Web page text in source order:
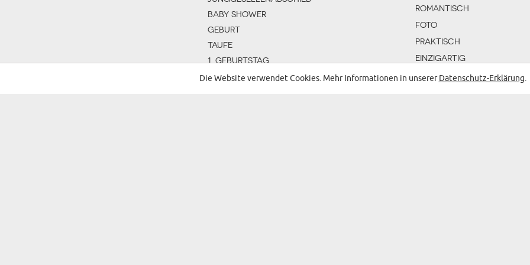
BABY SHOWER
GEBURT
TAUFE
1. GEBURTSTAG
KOMMUNION
ROMANTISCH
FOTO
PRAKTISCH
EINZIGARTIG
DEKORATIONSTECHNIK
Die Website verwendet Cookies. Mehr Informationen in unsererDatenschutz-Erklärung.